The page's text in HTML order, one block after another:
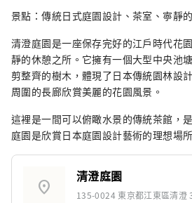
景點：傳統日式庭園設計、茶室、寧靜
清澄庭園是一座保存完好的江戶時代花
靜的休憩之所。它擁有一個大型中央池
剪整齊的樹木，體現了日本傳統園林設
周圍的長廊欣賞美麗的花園風景。
這裡是一間可以俯瞰水景的傳統茶館，
庭園是欣賞日本庭園設計藝術的理想場
location_on
清澄庭園
135-0024 東京都江東區清澄